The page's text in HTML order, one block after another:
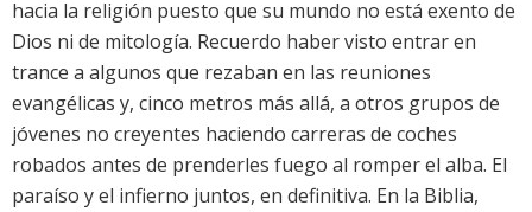
hacia la religión puesto que su mundo no está exento de
Dios ni de mitología. Recuerdo haber visto entrar en
trance a algunos que rezaban en las reuniones
evangélicas y, cinco metros más allá, a otros grupos de
jóvenes no creyentes haciendo carreras de coches
robados antes de prenderles fuego al romper el alba. El
paraíso y el infierno juntos, en definitiva. En la Biblia,